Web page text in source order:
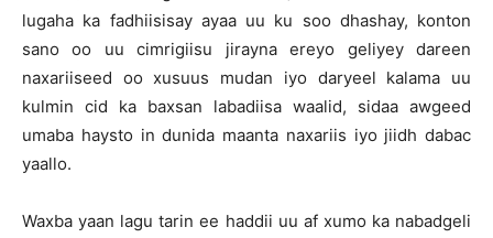
lugaha ka fadhiisisay ayaa uu ku soo dhashay, konton
sano oo uu cimrigiisu jirayna ereyo geliyey dareen
naxariiseed oo xusuus mudan iyo daryeel kalama uu
kulmin cid ka baxsan labadiisa waalid, sidaa awgeed
umaba haysto in dunida maanta naxariis iyo jiidh dabac
yaallo.
Waxba yaan lagu tarin ee haddii uu af xumo ka nabadgeli